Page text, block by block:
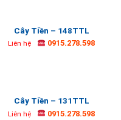
Cây Tiền – 148TTL
Liên hệ 0915.278.598
Cây Tiền – 131TTL
Liên hệ 0915.278.598